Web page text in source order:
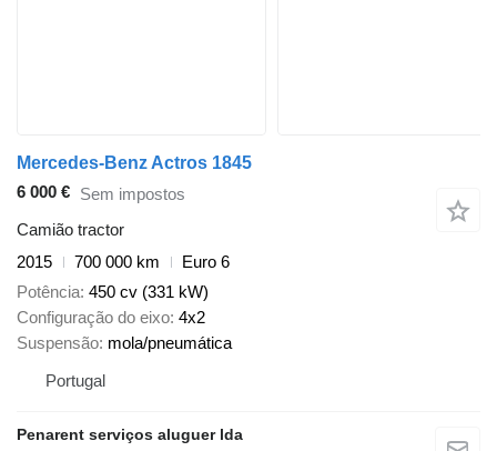
Mercedes-Benz Actros 1845
6 000 € Sem impostos
Camião tractor
2015
700 000 km
Euro 6
Potência 450 cv (331 kW)
Configuração do eixo 4x2
Suspensão mola/pneumática
Portugal
Penarent serviços aluguer lda